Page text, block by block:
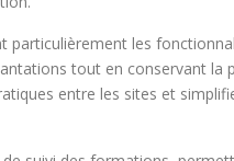
les
tout en conservant la
entre les sites et